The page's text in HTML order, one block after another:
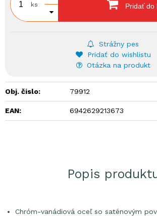
ks Pridať do
Strážny pes
Pridať do wishlistu
Otázka na produkt
Obj. čislo: 79912
EAN: 6942629213673
Popis
Chróm-vanádiová oceľ so saténovým